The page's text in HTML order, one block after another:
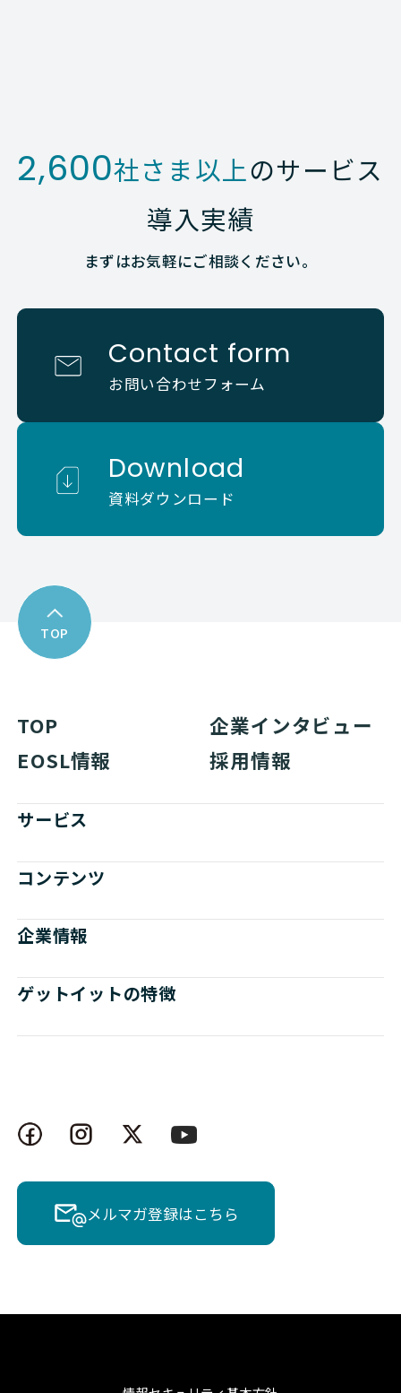
2,600社さま以上のサービス
導入実績
まずはお気軽にご相談ください。
Contact form
お問い合わせフォーム
Download
資料ダウンロード
TOP
TOP
企業インタビュー
EOSL情報
採用情報
サービス
コンテンツ
企業情報
ゲットイットの特徴
メルマガ登録はこちら